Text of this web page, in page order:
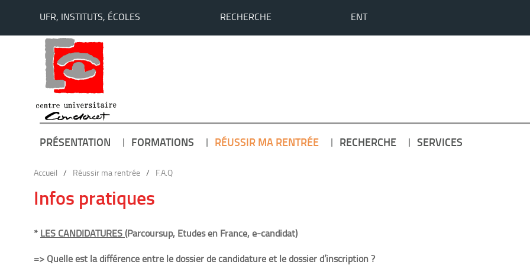
UFR, INSTITUTS, ÉCOLES RECHERCHE ENT
PRÉSENTATION FORMATIONS RÉUSSIR MA RENTRÉE RECHERCHE SERVICES
Accueil / Réussir ma rentrée / F.A.Q
Infos pratiques
* LES CANDIDATURES(Parcoursup, Etudes en France, e-candidat)
=> Quelle est la différence entre le dossier de candidature et le dossier d’inscription ?